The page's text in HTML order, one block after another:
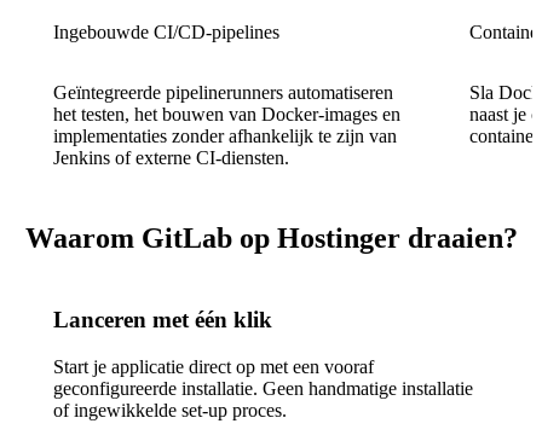
Ingebouwde CI/CD-pipelines
Geïntegreerde pipelinerunners automatiseren
het testen, het bouwen van Docker-images en
implementaties zonder afhankelijk te zijn van
Jenkins of externe CI-diensten.
Sla
naast je
Waarom GitLab op Hostinger draaien?
Lanceren met één klik
Start je applicatie direct op met een vooraf
geconfigureerde installatie. Geen handmatige installatie
of ingewikkelde set-up proces.